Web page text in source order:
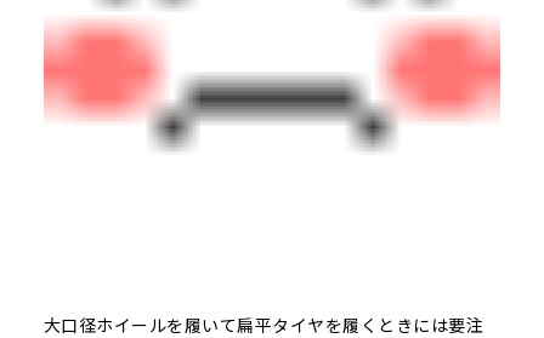
大口径ホイールを履いて扁平タイヤを履くときには要注